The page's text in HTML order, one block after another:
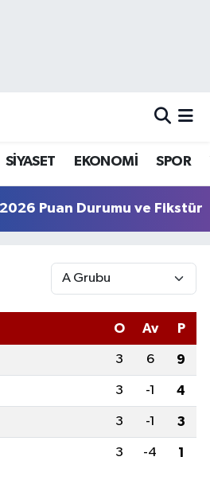
SİYASET EKONOMİ SPOR
2026 Puan Durumu ve Fikstür
O Av P
3 6 9
3 -1 4
3 -1 3
3 -4 1
Haritası